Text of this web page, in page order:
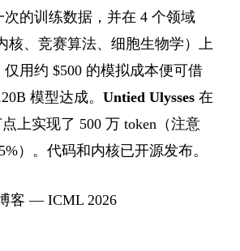
的训练数据，并在 4 个领域
核、竞赛算法、细胞生物学）上
仅用约 $500 的模拟成本便可借
模型达成。 Untied Ulysses 在
上实现了 500 万 token（注意
）。代码和内核已开源发布。
客 — ICML 2026